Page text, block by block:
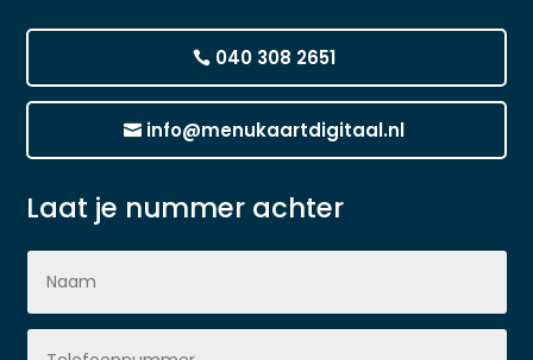
040 308 2651
info@menukaartdigitaal.nl
Laat je nummer achter